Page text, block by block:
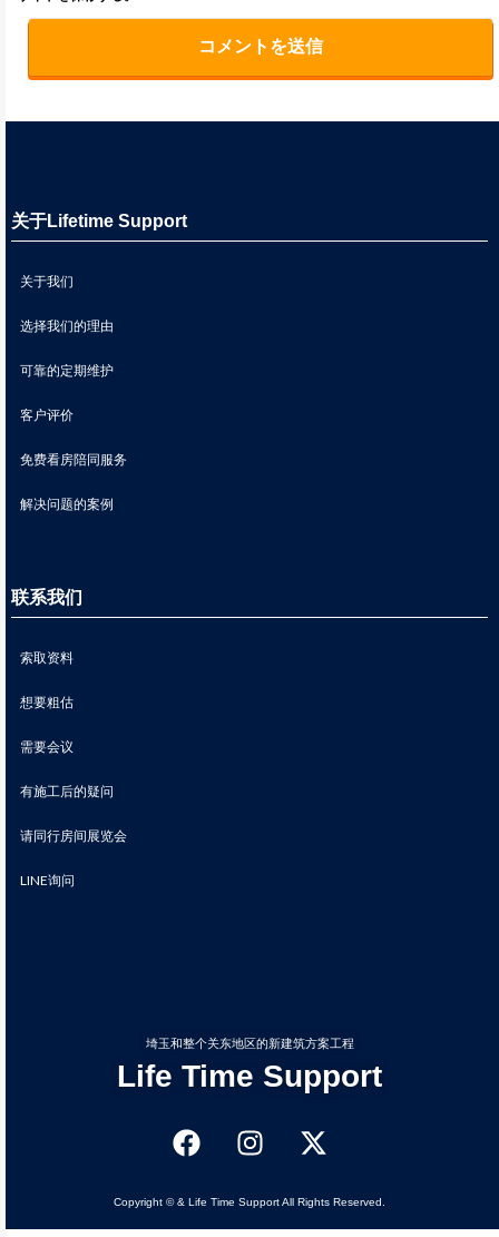
关于Lifetime Support
关于我们
选择我们的理由
可靠的定期维护
客户评价
免费看房陪同服务
解决问题的案例
联系我们
索取资料
想要粗估
需要会议
有施工后的疑问
请同行房间展览会
LINE询问
埼玉和整个关东地区的新建筑方案工程
Life Time Support
Copyright © & Life Time Support All Rights Reserved.